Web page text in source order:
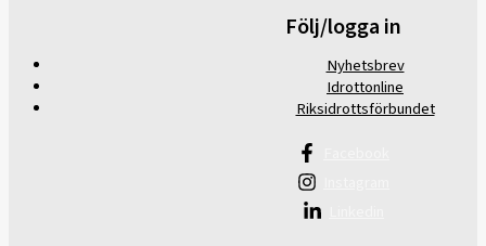
Följ/logga in
Nyhetsbrev
Idrottonline
Riksidrottsförbundet